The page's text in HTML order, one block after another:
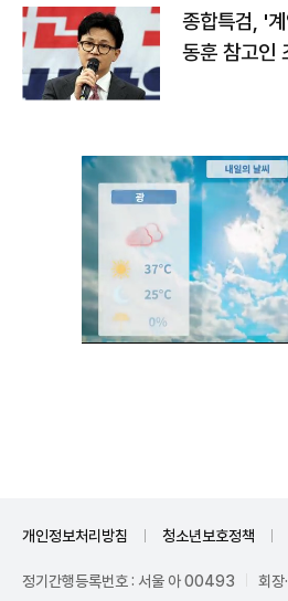
종합특검, '
동훈 참고인
개인정보처리방침 청소년보호정책
정기간행등록번호 : 서울 아 00493 회장